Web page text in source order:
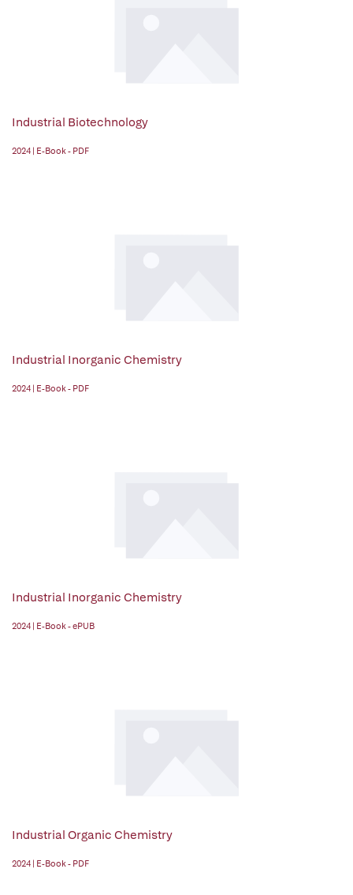
Industrial Biotechnology
2024 | E-Book - PDF
Industrial Inorganic Chemistry
2024 | E-Book - PDF
Industrial Inorganic Chemistry
2024 | E-Book - ePUB
Industrial Organic Chemistry
2024 | E-Book - PDF